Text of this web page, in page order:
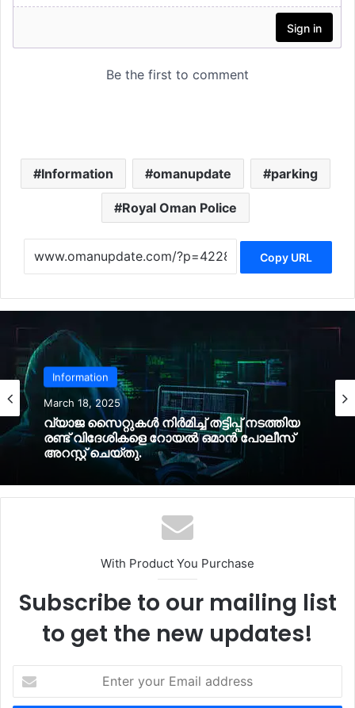
Information omanupdate parking
Royal Oman Police
Copy URL
Information
March 18, 2025
വ്യാജ സൈറ്റുകൾ നിർമിച്ച് തട്ടിപ്പ് നടത്തിയ
രണ്ട് വിദേശികളെ റോയൽ ഒമാൻ പോലീസ്
അറസ്റ്റ് ചെയ്തു.
With Product You Purchase
Subscribe to our mailing list
to get the new updates!
your
Email